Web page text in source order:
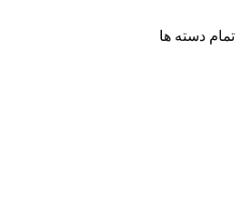
تمام دسته ها